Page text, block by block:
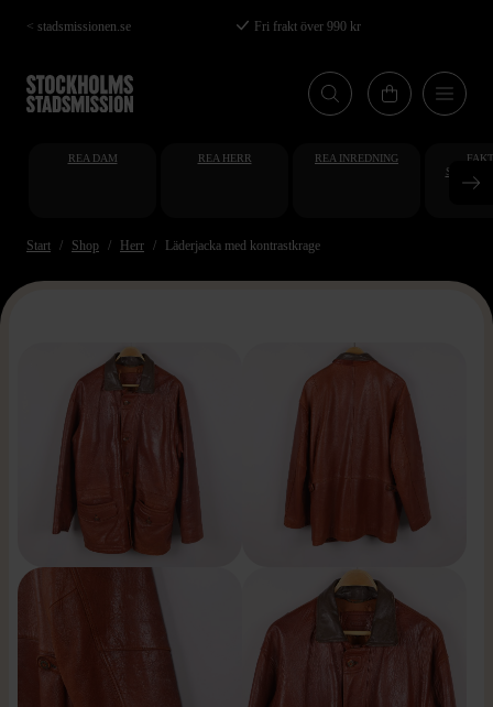
Hoppa
till
huvudinnehåll
< stadsmissionen.se Fri frakt över 990 kr
REA DAM REA HERR REA INREDNING
Start Shop Herr Läderjacka med kontrastkrage